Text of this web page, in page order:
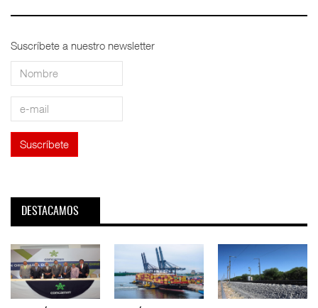
Suscríbete a nuestro newsletter
DESTACAMOS